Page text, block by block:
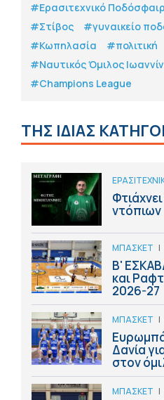
#Eρασιτεχνικό
#Στίβος
#γυναικείο
#Κωπηλασία
#πολιτική
#Ναυτικός Όμιλος
#Champions League
ΤΗΣ ΙΔΙΑΣ
ντόπιων
ΜΠΑΣΚΕΤ |
Β'
και
2026-27
ΜΠΑΣΚΕΤ |
Δανία
στον
ΜΠΑΣΚΕΤ |